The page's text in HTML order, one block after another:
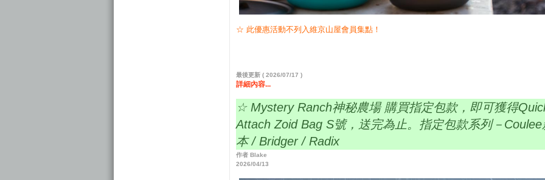
☆ 此優惠活動不列入維京山屋會員集點！
最後更新 ( 2026/07/17 )
詳細內容...
☆ Mystery Ranch神秘農場 購買指定包款，即可獲得
Attach Zoid Bag S號，送完為止。指定包款系列－Coulee
本 / Bridger / Radix
作者 Blake
2026/04/13